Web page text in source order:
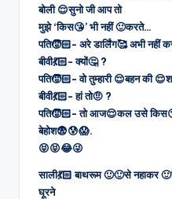
बोली 😌सुनो जी आप तो
मुझे ‘किस😘’ भी नहीं 🙂करते…
पति🧒🏻- अरे डार्लिंग🥰 अभी नहीं
बीवी💃🏻- क्यों🤔 ?
पति🧒🏻- वो तुम्हारी 😌बहन की
बीवी💃🏻- हां तो🤨 ?
पति🧒🏻- तो आज😌कल उसे किस😘
बेहोश😨😰😱.
😝😝😂😜
साली💃🏻 बाथरूम 🙂🙂से नहाकर
घूरने